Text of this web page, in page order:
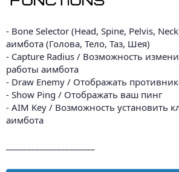
- Bone Selector (Head, Spine, Pelvis,
аимбота (Голова, Тело, Таз, Шея)
- Capture Radius / Возможность
работы аимбота
- Draw Enemy / Отображать
- Show Ping / Отображать ваш пинг
- AIM Key / Возможность установить
аимбота